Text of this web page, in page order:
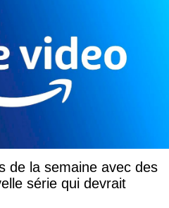
de la semaine avec des
série qui devrait